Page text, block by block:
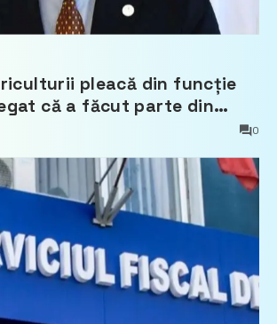
pleacă din funcție
că a făcut parte din
0